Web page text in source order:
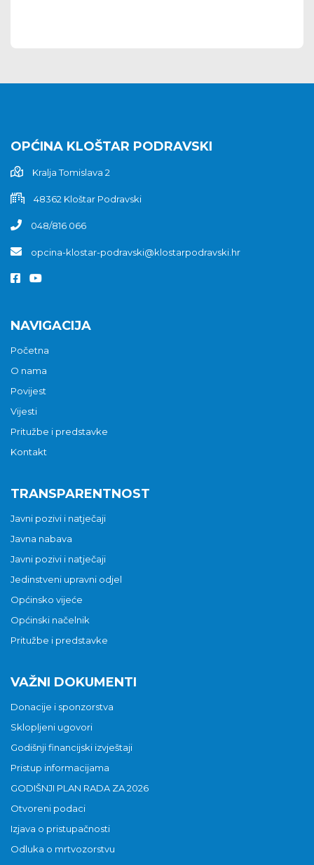
OPĆINA KLOŠTAR PODRAVSKI
Kralja Tomislava 2
48362 Kloštar Podravski
048/816 066
opcina-klostar-podravski@klostarpodravski.hr
NAVIGACIJA
Početna
O nama
Povijest
Vijesti
Pritužbe i predstavke
Kontakt
TRANSPARENTNOST
Javni pozivi i natječaji
Javna nabava
Javni pozivi i natječaji
Jedinstveni upravni odjel
Općinsko vijeće
Općinski načelnik
Pritužbe i predstavke
VAŽNI DOKUMENTI
Donacije i sponzorstva
Sklopljeni ugovori
Godišnji financijski izvještaji
Pristup informacijama
GODIŠNJI PLAN RADA ZA 2026
Otvoreni podaci
Izjava o pristupačnosti
Odluka o mrtvozorstvu